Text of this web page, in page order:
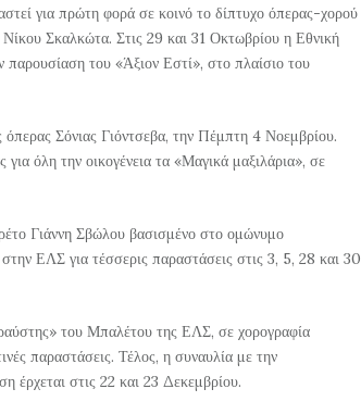
για πρώτη φορά σε κοινό το δίπτυχο όπερας-χορού
Σκαλκώτα. Στις 29 και 31 Οκτωβρίου η Εθνική
του «Άξιον Εστί», στο πλαίσιο του
όπερας Σόνιας Γιόντσεβα, την Πέμπτη 4 Νοεμβρίου.
όλη την οικογένεια τα «Μαγικά μαξιλάρια», σε
Γιάννη Σβώλου βασισμένο στο ομώνυμο
ΕΛΣ για τέσσερις παραστάσεις στις 3, 5, 28 και 30
του Μπαλέτου της ΕΛΣ, σε χορογραφία
παραστάσεις. Τέλος, η συναυλία με την
έρχεται στις 22 και 23 Δεκεμβρίου.